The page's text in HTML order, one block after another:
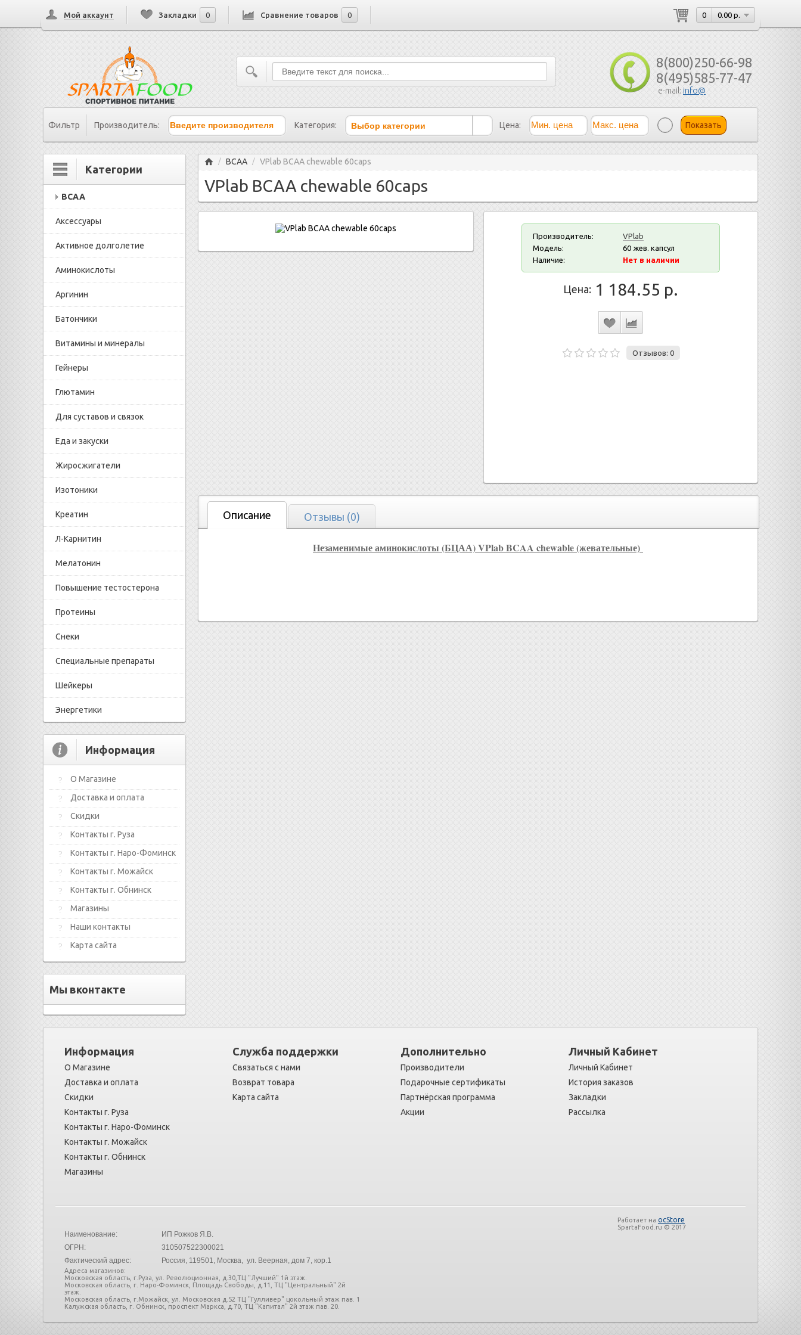
Мой аккаунт Закладки 0 Сравнение товаров 0 0 0.00 р.
8(800)250-66-98
8(495)585-77-47
e-mail: info@
Фильтр Производитель: Категория: Выбор категории Цена: Показать
Категории
BCAA
Аксессуары
Активное долголетие
Аминокислоты
Аргинин
Батончики
Витамины и минералы
Гейнеры
Глютамин
Для суставов и связок
Еда и закуски
Жиросжигатели
Изотоники
Креатин
Л-Карнитин
Мелатонин
Повышение тестостерона
Протеины
Снеки
Специальные препараты
Шейкеры
Энергетики
Информация
О Магазине
Доставка и оплата
Скидки
Контакты г. Руза
Контакты г. Наро-Фоминск
Контакты г. Можайск
Контакты г. Обнинск
Магазины
Наши контакты
Карта сайта
Мы вконтакте
Главная
/ BCAA / VPlab BCAA chewable 60caps
VPlab BCAA chewable 60caps
Производитель:
VPlab
Модель:
60 жев. капсул
Наличие:
Нет в наличии
Цена: 1 184.55 р.
Отзывов: 0
Описание Отзывы (0)
Незаменимые аминокислоты (БЦАА) VPlab BCAA chewable (жевательные)
Информация
О Магазине
Доставка и оплата
Скидки
Контакты г. Руза
Контакты г. Наро-Фоминск
Контакты г. Можайск
Контакты г. Обнинск
Магазины
Служба поддержки
Связаться с нами
Возврат товара
Карта сайта
Дополнительно
Производители
Подарочные сертификаты
Партнёрская программа
Акции
Личный Кабинет
Личный Кабинет
История заказов
Закладки
Рассылка
Наименование:
ИП Рожков Я.В.
ОГРН:
310507522300021
Фактический адрес:
Россия, 119501, Москва, ул. Веерная, дом 7, кор.1
Адреса магазинов:
Московская область, г.Руза, ул. Революционная, д.30,ТЦ "Лучший" 1й этаж.
Московская область, г. Наро-Фоминск, Площадь Свободы, д.11, ТЦ "Центральный" 2й
этаж.
Московская область, г.Можайск, ул. Московская д.52 ТЦ "Гулливер" цокольный этаж пав. 1
Калужская область, г. Обнинск, проспект Маркса, д.70, ТЦ "Капитал" 2й этаж пав. 20.
Работает на ocStore
SpartaFood.ru © 2017